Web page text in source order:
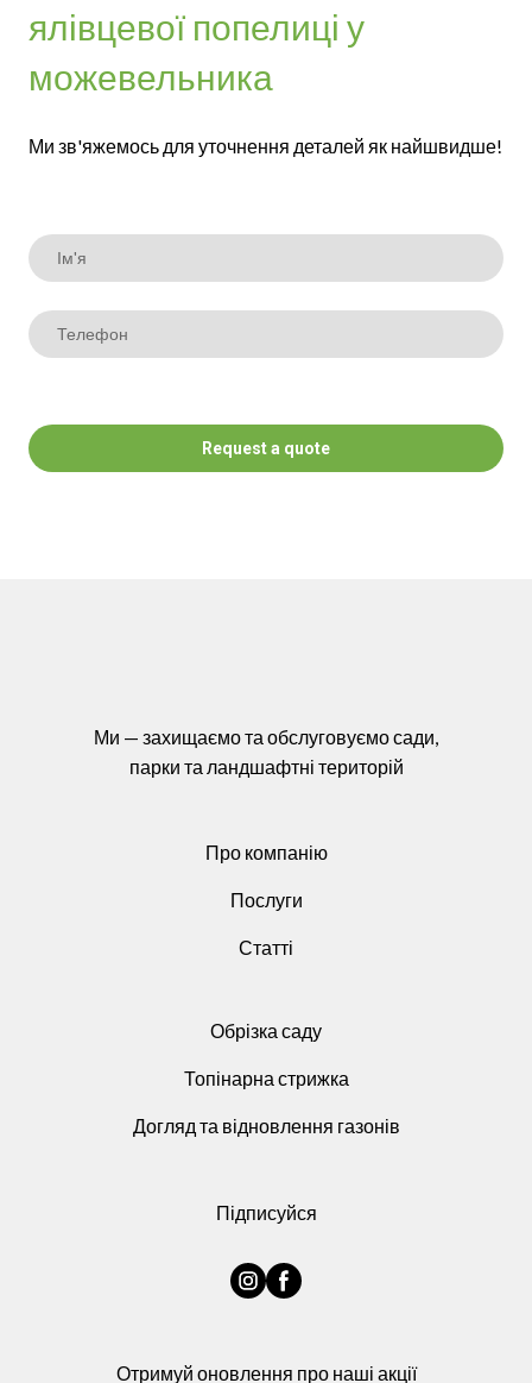
ялівцевої попелиці у
можевельника
Ми зв'яжемось для уточнення деталей як найшвидше!
Request a quote
Ми — захищаємо та обслуговуємо сади,
парки та ландшафтні територій
Про компанію
Послуги
Статті
Обрізка саду
Топінарна стрижка
Догляд та відновлення газонів
Підписуйся
Отримуй оновлення про наші акції